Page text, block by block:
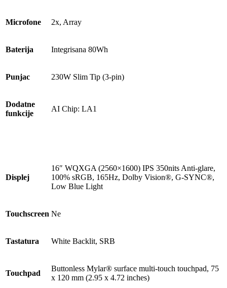
Microfone 2x, Array
Baterija Integrisana 80Wh
Punjac 230W Slim Tip (3-pin)
Dodatne
funkcije
AI Chip: LA1
Displej
16″ WQXGA (2560×1600) IPS 350nits Anti-glare,
100% sRGB, 165Hz, Dolby Vision®, G-SYNC®,
Low Blue Light
Touchscreen Ne
Tastatura White Backlit, SRB
Touchpad
Buttonless Mylar® surface multi-touch touchpad, 75
x 120 mm (2.95 x 4.72 inches)